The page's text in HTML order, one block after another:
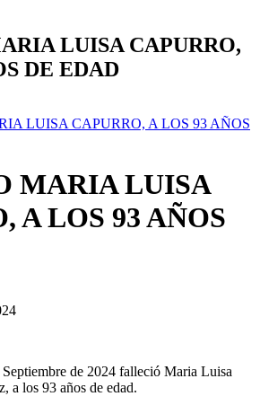
LUISA CAPURRO,
DE EDAD
LUISA CAPURRO, A LOS 93 AÑOS
MARIA LUISA
A LOS 93 AÑOS
de 2024 falleció Maria Luisa
a los 93 años de edad.